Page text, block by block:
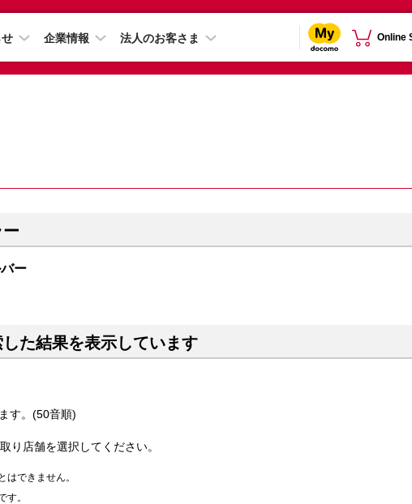
企業情報 法人のお客さま Online
ー
た結果を表示しています
す。(50音順)
り店舗を選択してください。
はできません。
す。